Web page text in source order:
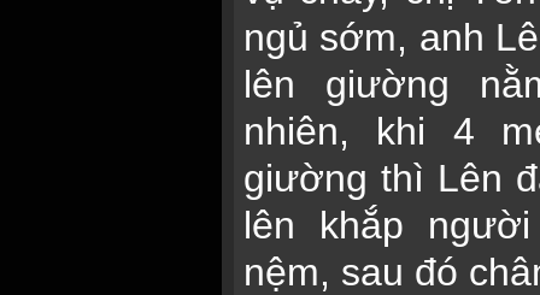
ngủ sớm, anh
lên giường
nhiên, khi 4
giường thì Lên
lên khắp
nệm, sau đó